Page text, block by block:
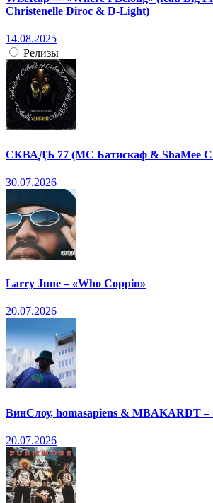
Christenelle Diroc & D-Light)
14.08.2025
Релизы
СКВАДЪ 77 (МС Батискаф & ShaMee
30.07.2026
Larry June – «Who Coppin»
20.07.2026
ВинСлоу, homasapiens & MBAKARDT
20.07.2026